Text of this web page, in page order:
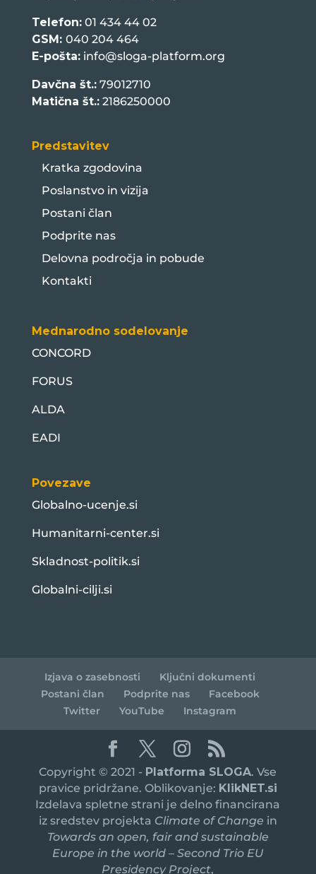
Telefon:01 434 44 02
GSM: 040 204 464
E-pošta: info@sloga-platform.org
Davčna št.:79012710
Matična št.:2186250000
Predstavitev
Kratka zgodovina
Poslanstvo in vizija
Postani član
Podprite nas
Delovna področja in pobude
Kontakti
Mednarodno sodelovanje
CONCORD
FORUS
ALDA
EADI
Povezave
Globalno-ucenje.si
Humanitarni-center.si
Skladnost-politik.si
Globalni-cilji.si
Izjava o zasebnosti
Ključni dokumenti
Postani član
Podprite nas
Facebook
Twitter
YouTube Instagram
Copyright © 2021 - Platforma SLOGA. Vse
pravice pridržane. Oblikovanje: KlikNET.si
Izdelava spletne strani je delno financirana
iz sredstev projekta Climate of Change in
Towards an open, fair and sustainable
Europe in the world – Second Trio EU
Presidency Project,